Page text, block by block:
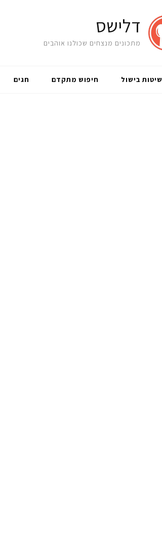
דלישס
מתכונים מנצחים שכולנו אוהבים
שיטות בישול חיפוש מתקדם חגים